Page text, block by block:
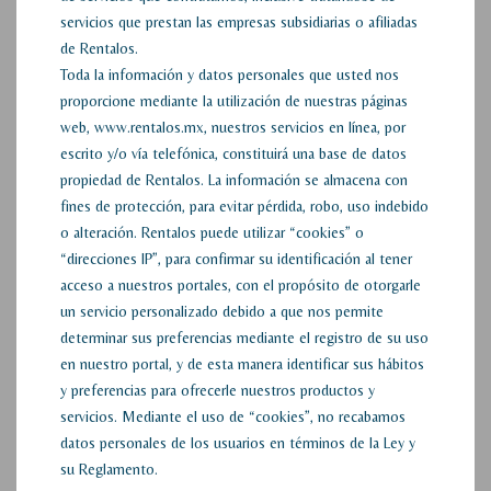
servicios que prestan las empresas subsidiarias o afiliadas
de Rentalos.
Toda la información y datos personales que usted nos
proporcione mediante la utilización de nuestras páginas
web, www.rentalos.mx, nuestros servicios en línea, por
escrito y/o vía telefónica, constituirá una base de datos
propiedad de Rentalos. La información se almacena con
fines de protección, para evitar pérdida, robo, uso indebido
o alteración. Rentalos puede utilizar “cookies” o
“direcciones IP”, para confirmar su identificación al tener
acceso a nuestros portales, con el propósito de otorgarle
un servicio personalizado debido a que nos permite
determinar sus preferencias mediante el registro de su uso
en nuestro portal, y de esta manera identificar sus hábitos
y preferencias para ofrecerle nuestros productos y
servicios. Mediante el uso de “cookies”, no recabamos
datos personales de los usuarios en términos de la Ley y
su Reglamento.